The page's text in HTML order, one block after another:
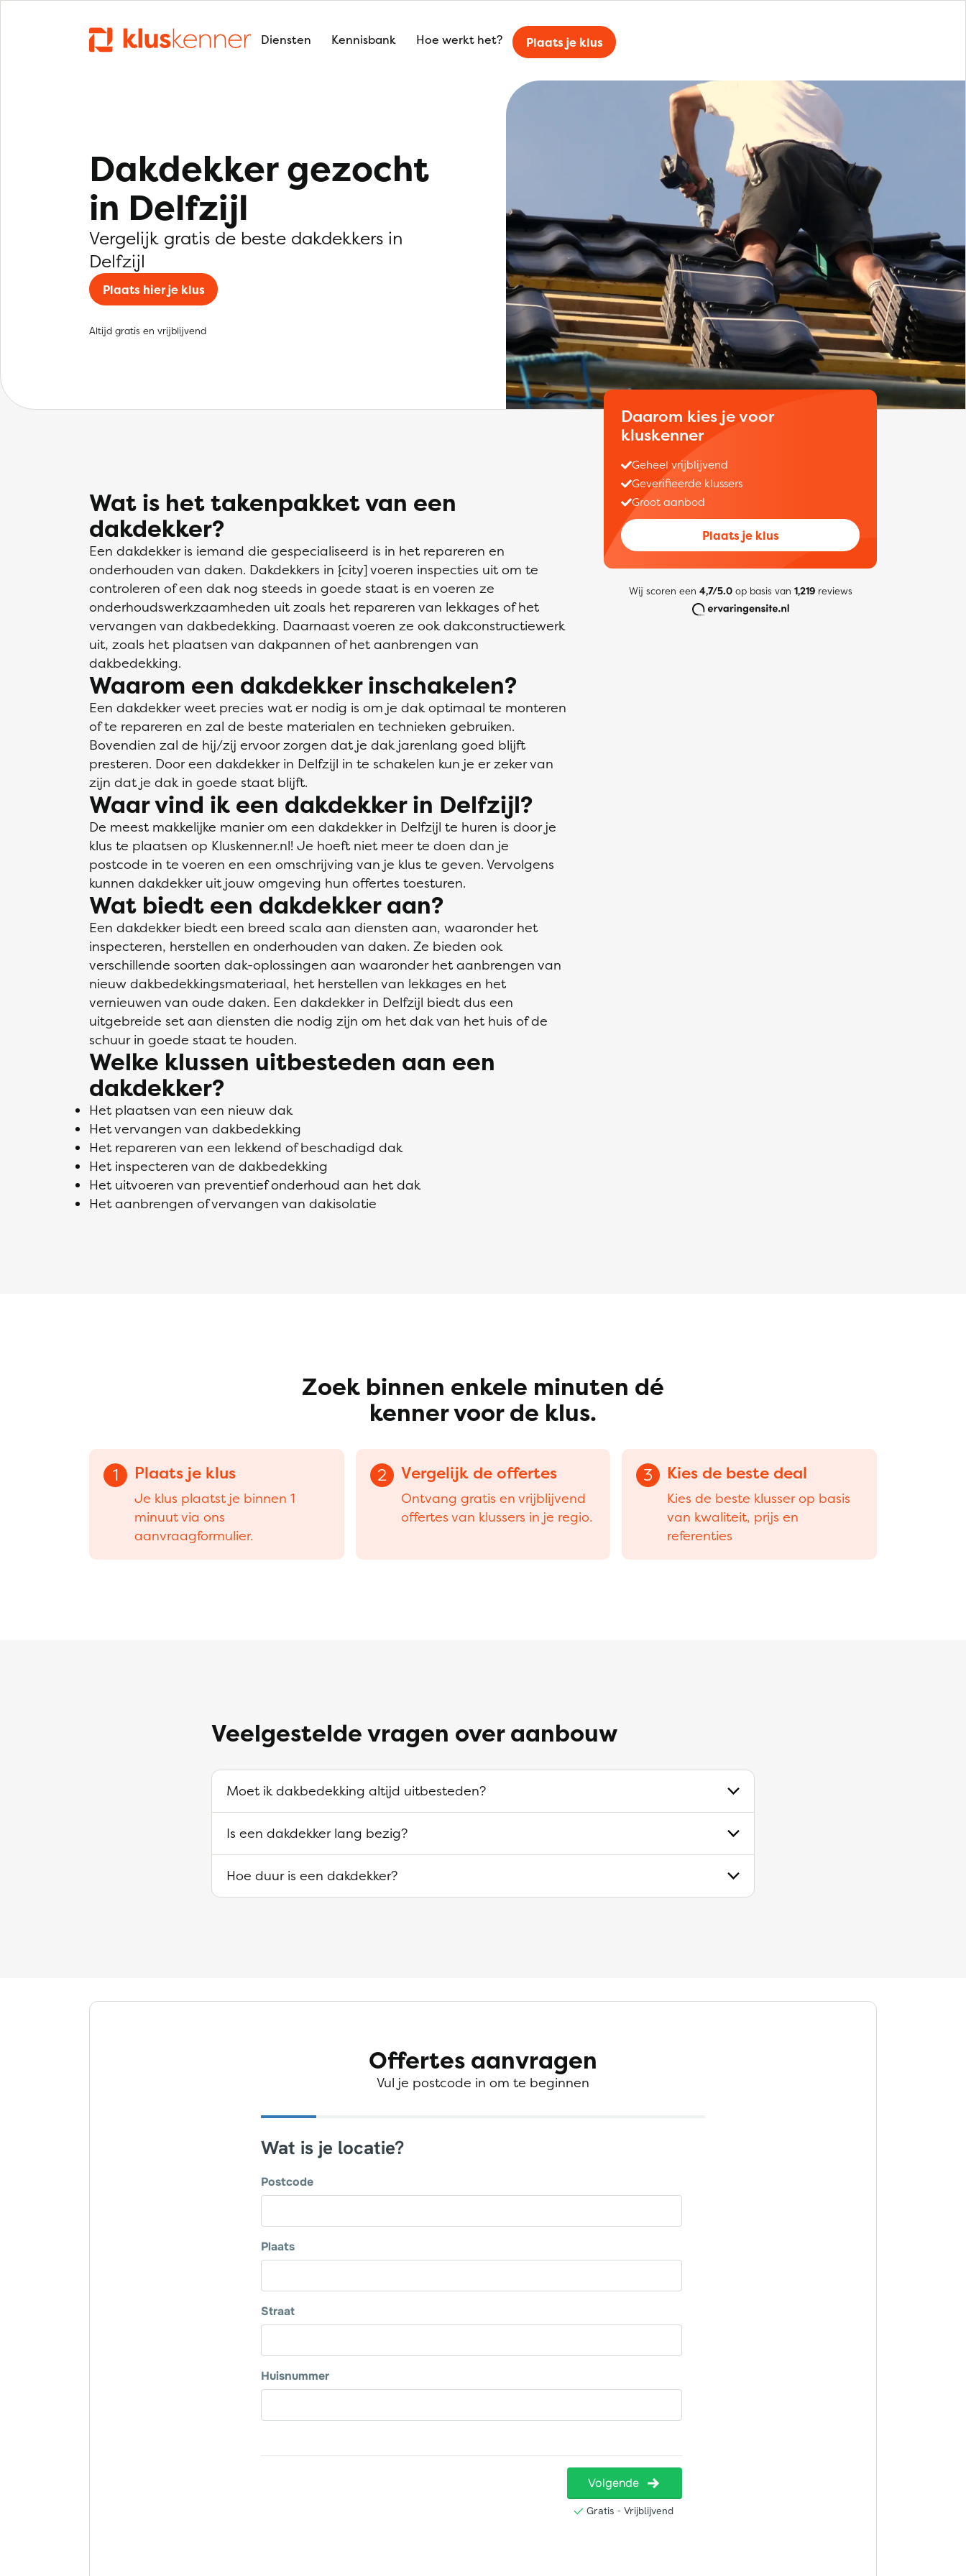
Diensten Kennisbank Hoe werkt het? Plaats je klus
Dakdekker gezocht
in Delfzijl
Vergelijk gratis de beste dakdekkers in
Delfzijl
Plaats hier je klus
Altijd gratis en vrijblijvend
Wat is het takenpakket van een
dakdekker?
Een dakdekker is iemand die gespecialiseerd is in het repareren en
onderhouden van daken. Dakdekkers in {city] voeren inspecties uit om te
controleren of een dak nog steeds in goede staat is en voeren ze
onderhoudswerkzaamheden uit zoals het repareren van lekkages of het
vervangen van dakbedekking. Daarnaast voeren ze ook dakconstructiewerk
uit, zoals het plaatsen van dakpannen of het aanbrengen van
dakbedekking.
Waarom een dakdekker inschakelen?
Een dakdekker weet precies wat er nodig is om je dak optimaal te monteren
of te repareren en zal de beste materialen en technieken gebruiken.
Bovendien zal de hij/zij ervoor zorgen dat je dak jarenlang goed blijft
presteren. Door een dakdekker in Delfzijl in te schakelen kun je er zeker van
zijn dat je dak in goede staat blijft.
Waar vind ik een dakdekker in Delfzijl?
De meest makkelijke manier om een dakdekker in Delfzijl te huren is door je
klus te plaatsen op Kluskenner.nl! Je hoeft niet meer te doen dan je
postcode in te voeren en een omschrijving van je klus te geven. Vervolgens
kunnen dakdekker uit jouw omgeving hun offertes toesturen.
Wat biedt een dakdekker aan?
Een dakdekker biedt een breed scala aan diensten aan, waaronder het
inspecteren, herstellen en onderhouden van daken. Ze bieden ook
verschillende soorten dak-oplossingen aan waaronder het aanbrengen van
nieuw dakbedekkingsmateriaal, het herstellen van lekkages en het
vernieuwen van oude daken. Een dakdekker in Delfzijl biedt dus een
uitgebreide set aan diensten die nodig zijn om het dak van het huis of de
schuur in goede staat te houden.
Welke klussen uitbesteden aan een
dakdekker?
Het plaatsen van een nieuw dak
Het vervangen van dakbedekking
Het repareren van een lekkend of beschadigd dak
Het inspecteren van de dakbedekking
Het uitvoeren van preventief onderhoud aan het dak
Het aanbrengen of vervangen van dakisolatie
Daarom kies je voor
kluskenner
Geheel vrijblijvend
Geverifieerde klussers
Groot aanbod
Plaats je klus
Wij scoren een 4,7/5.0op basis van 1,219reviews
Zoek binnen enkele minuten dé
kenner voor de klus.
1 Plaats je klus
Je klus plaatst je binnen 1
minuut via ons
aanvraagformulier.
2 Vergelijk de offertes
Ontvang gratis en vrijblijvend
offertes van klussers in je regio.
3 Kies de beste deal
Kies de beste klusser op basis
van kwaliteit, prijs en
referenties
Veelgestelde vragen over aanbouw
Moet ik dakbedekking altijd uitbesteden?
Is een dakdekker lang bezig?
Hoe duur is een dakdekker?
Offertes aanvragen
Vul je postcode in om te beginnen